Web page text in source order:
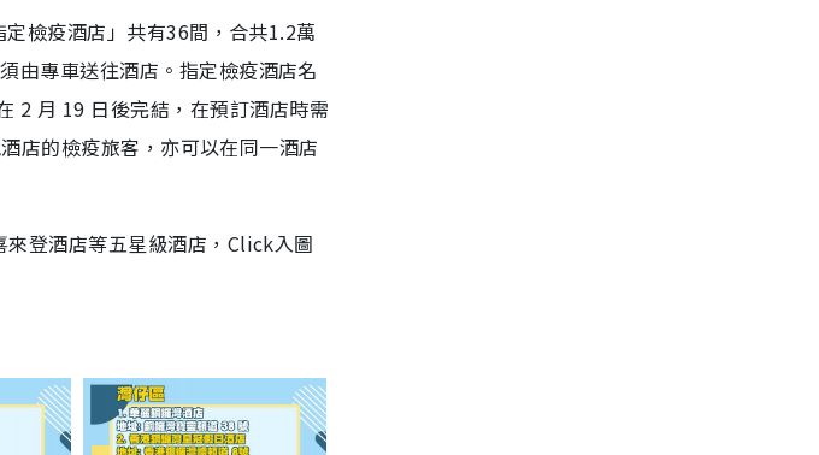
檢疫酒店」共有36間，合共1.2萬
由專車送往酒店。指定檢疫酒店名
2 月 19 日後完結，在預訂酒店時需
店的檢疫旅客，亦可以在同一酒店
登酒店等五星級酒店，Click入圖